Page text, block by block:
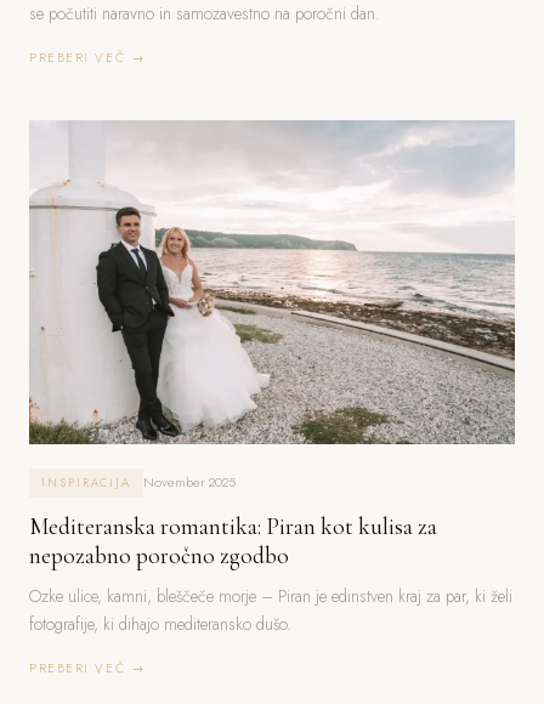
se počutiti naravno in samozavestno na poročni dan.
PREBERI VEČ →
INSPIRACIJA November 2025
Mediteranska romantika: Piran kot kulisa za
nepozabno poročno zgodbo
Ozke ulice, kamni, bleščeče morje – Piran je edinstven kraj za par, ki želi
fotografije, ki dihajo mediteransko dušo.
PREBERI VEČ →